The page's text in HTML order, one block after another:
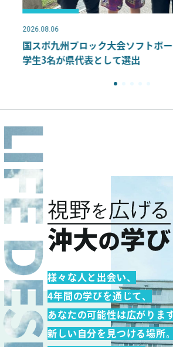
に本学
2026.08.06
本学水球部が九州地区予
国大会へ出場
様々な人と出会い、
4年間の学びを通じて、
あなたの可能性は広がります
新しい自分を見つける場所。